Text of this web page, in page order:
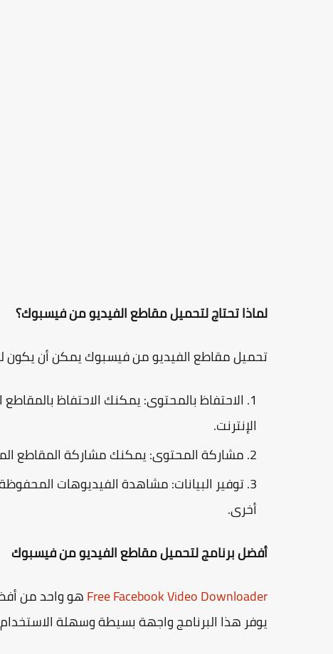
لماذا تحتاج لتحميل مقاطع الفيديو من فيسبوك؟
تحميل مقاطع الفيديو من فيسبوك يمكن أن يكون
الاحتفاظ بالمحتوى: يمكنك الاحتفاظ
الإنترنت.
مشاركة المحتوى: يمكنك مشاركة المقاطع
توفير البيانات: مشاهدة الفيديوهات المحفوظة
أخرى.
أفضل برنامج لتحميل مقاطع الفيديو من فيسبوك
Free Facebook Video Downloaderهو واحد من
يوفر هذا البرنامج واجهة بسيطة وسهلة